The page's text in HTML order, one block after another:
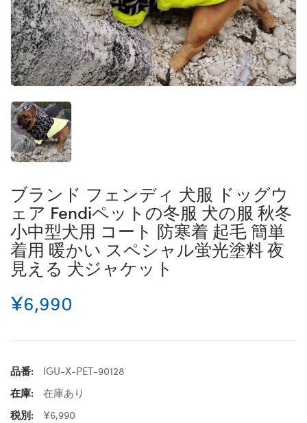
ブランド フェンディ 犬服 ドッグウ
ェア Fendiペットの冬服 犬の服 秋冬
小中型犬用 コート 防寒着 起毛 簡単
着用 暖かい スペシャル蛍光塗料 夜
見える 犬ジャケット
¥6,990
品番:
IGU-X-PET-90128
在庫:
在庫あり
税別:
¥6,990